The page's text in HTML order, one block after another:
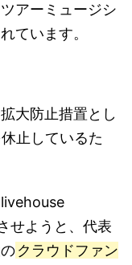
アーミュージシ
ています。
大防止措置とし
止しているた
せようと、代表
クラウドファン